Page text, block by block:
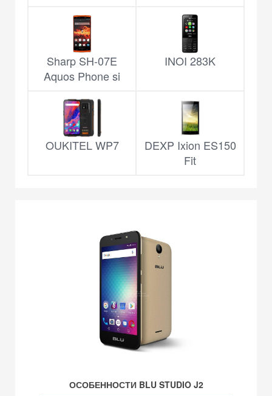
Sharp SH-07E
Aquos Phone si
INOI 283K
OUKITEL WP7
DEXP Ixion ES150
Fit
ОСОБЕННОСТИ BLU STUDIO J2